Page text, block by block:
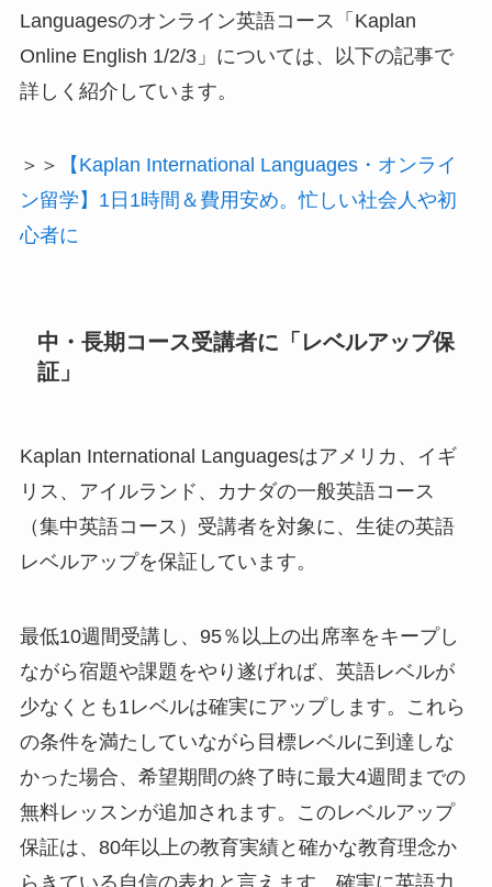
Languagesのオンライン英語コース「Kaplan
Online English 1/2/3」については、以下の記事で
詳しく紹介しています。
＞＞
【Kaplan International Languages・オンライ
ン留学】1日1時間＆費用安め。忙しい社会人や初
心者に
中・長期コース受講者に「レベルアップ保
証」
Kaplan International Languagesはアメリカ、イギ
リス、アイルランド、カナダの一般英語コース
（集中英語コース）受講者を対象に、生徒の英語
レベルアップを保証しています。
最低10週間受講し、95％以上の出席率をキープし
ながら宿題や課題をやり遂げれば、英語レベルが
少なくとも1レベルは確実にアップします。これら
の条件を満たしていながら目標レベルに到達しな
かった場合、希望期間の終了時に最大4週間までの
無料レッスンが追加されます。このレベルアップ
保証は、80年以上の教育実績と確かな教育理念か
らきている自信の表れと言えます。確実に英語力